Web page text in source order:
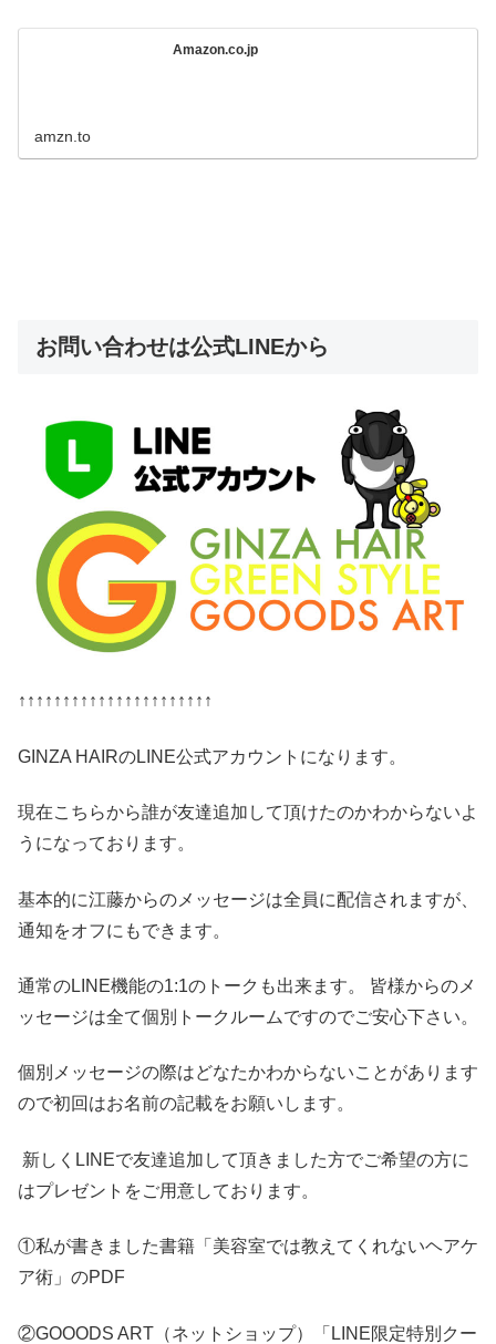
Amazon.co.jp
amzn.to
お問い合わせは公式LINEから
↑↑↑↑↑↑↑↑↑↑↑↑↑↑↑↑↑↑↑↑↑↑
GINZA HAIRのLINE公式アカウントになります。
現在こちらから誰が友達追加して頂けたのかわからないよ
うになっております。
基本的に江藤からのメッセージは全員に配信されますが、
通知をオフにもできます。
通常のLINE機能の1:1のトークも出来ます。 皆様からのメ
ッセージは全て個別トークルームですのでご安心下さい。
個別メッセージの際はどなたかわからないことがあります
ので初回はお名前の記載をお願いします。
新しくLINEで友達追加して頂きました方でご希望の方に
はプレゼントをご用意しております。
①私が書きました書籍「美容室では教えてくれないヘアケ
ア術」のPDF
②GOOODS ART（ネットショップ）「LINE限定特別クー